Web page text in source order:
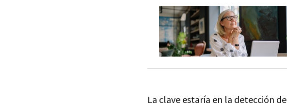
La clave estaría en la detección de